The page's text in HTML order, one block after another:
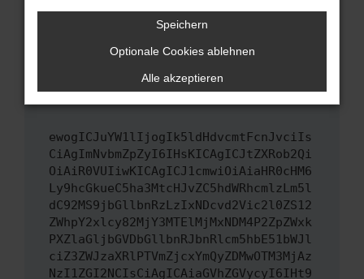
Wende dich an den Webseitenbetreiber.
Wenn du alle oben genannten Schritte versucht
hast, kontaktiere uns bitte. Wir werden
versuchen, das Problem zu beheben. Du kannst
uns diesen Text schicken, um uns bei der
ewogICJuYW1lIjogIk5ldHdvcmtFcnJvciIs
CiAgImNvbmZpZyI6IHsKICAgICJtZXRob2Qi
OiAiR0VUIiwKICAgICJ1cmwiOiAiaHR0cHM6
Ly9hcGkueC5ha3MtcHJvZC5hdWRhcmlzLm5l
dC92MS9jbGllbnRzLzIxNDcvd2Vic2l0ZS12
ZWhpY2xlcy82MjY3MTElMjMxNDM4P2ZpZWxk
PXZlaGljbGVDbGllbnRJbnRlcm5hbE51bWJl
ciZ3ZWJzaXRlPTVmZjcxYmQyZDMwOTM3MjAz
NzI1ZGI2NCIsCiAgICAiaGVhZGVycyI6IHt9
Speichern
Optionale Cookies ablehnen
Alle akzeptieren